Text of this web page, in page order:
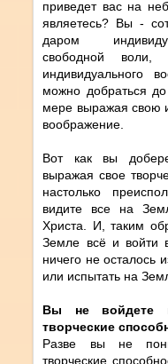
приведет вас на
являетесь? Вы -
даром
свободной воли,
индивидуального
можно добраться
мере выражая свою
воображение.
Вот как вы
выражая свое
настолько
видите все на
Христа. И, таким
Земле всё и войти
ничего не осталось
или испытать на
Вы не войдете
творческие
Разве вы не
творческие